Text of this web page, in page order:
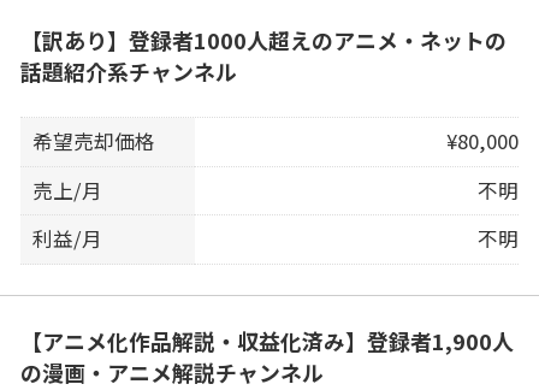
【訳あり】登録者1000人超えのアニメ・ネットの
話題紹介系チャンネル
希望売却価格
¥80,000
売上/月
不明
利益/月
不明
【アニメ化作品解説・収益化済み】登録者1,900人
の漫画・アニメ解説チャンネル